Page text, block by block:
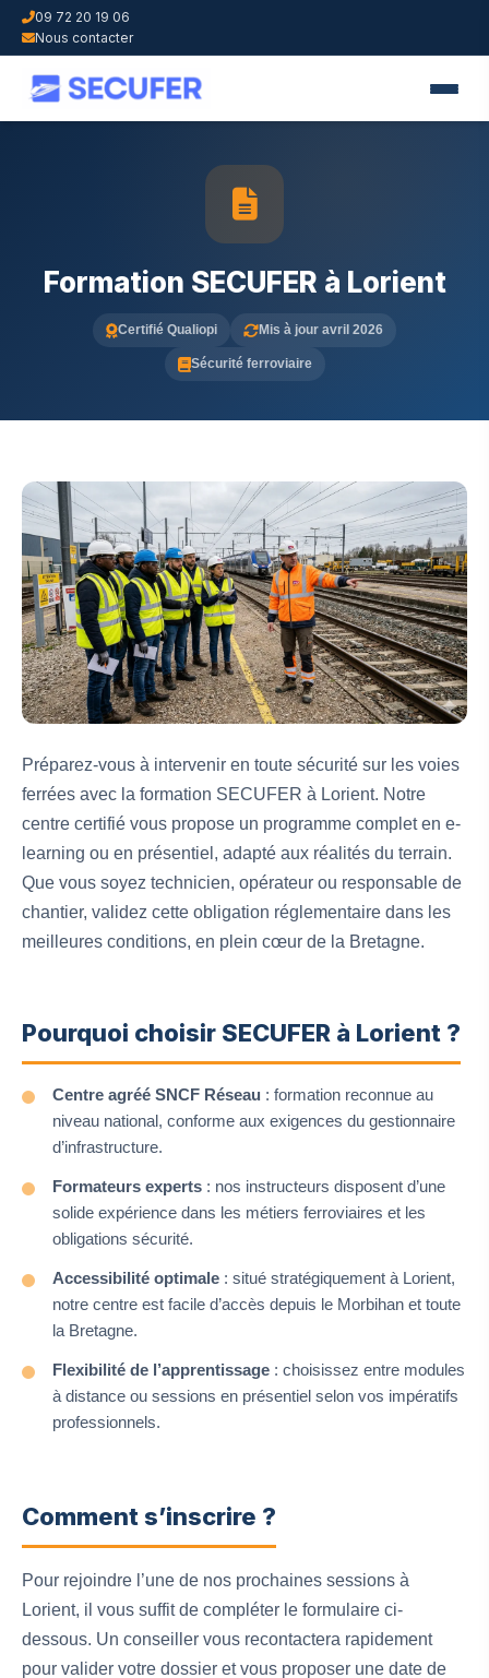
09 72 20 19 06
Nous contacter
Formation SECUFER à Lorient
Certifié Qualiopi Mis à jour avril 2026
Sécurité ferroviaire
Préparez-vous à intervenir en toute sécurité sur les voies
ferrées avec la formation SECUFER à Lorient. Notre
centre certifié vous propose un programme complet en e-
learning ou en présentiel, adapté aux réalités du terrain.
Que vous soyez technicien, opérateur ou responsable de
chantier, validez cette obligation réglementaire dans les
meilleures conditions, en plein cœur de la Bretagne.
Pourquoi choisir SECUFER à Lorient ?
Centre agréé SNCF Réseau : formation reconnue au
niveau national, conforme aux exigences du gestionnaire
d’infrastructure.
Formateurs experts : nos instructeurs disposent d’une
solide expérience dans les métiers ferroviaires et les
obligations sécurité.
Accessibilité optimale : situé stratégiquement à Lorient,
notre centre est facile d’accès depuis le Morbihan et toute
la Bretagne.
Flexibilité de l’apprentissage : choisissez entre modules
à distance ou sessions en présentiel selon vos impératifs
professionnels.
Comment s’inscrire ?
Pour rejoindre l’une de nos prochaines sessions à
Lorient, il vous suffit de compléter le formulaire ci-
dessous. Un conseiller vous recontactera rapidement
pour valider votre dossier et vous proposer une date de